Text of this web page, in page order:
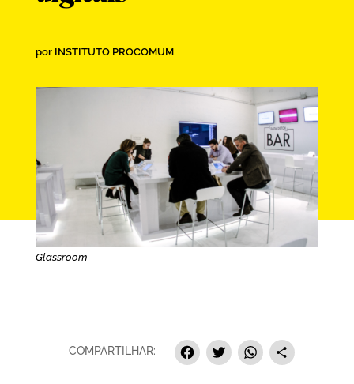
por INSTITUTO PROCOMUM
Glassroom
COMPARTILHAR: Facebook
Twitter